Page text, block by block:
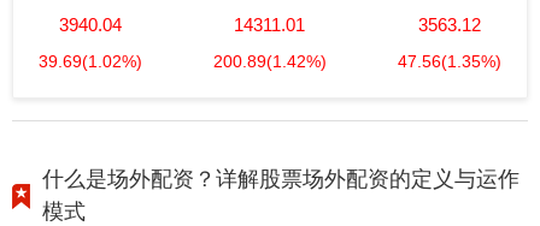
3940.04
39.69(1.02%)
14311.01
200.89(1.42%)
3563.12
47.56(1.35%)
什么是场外配资？详解股票场外配资的定义与运作
模式